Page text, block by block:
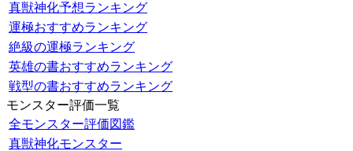
真獣神化予想ランキング
運極おすすめランキング
絶級の運極ランキング
英雄の書おすすめランキング
戦型の書おすすめランキング
モンスター評価一覧
全モンスター評価図鑑
真獣神化モンスター